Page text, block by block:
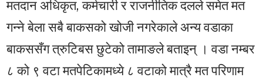
मतदान अधिकृत, कर्मचारी र राजनीतिक दलले समेत मत
गन्ने बेला सबै बाकसको खोजी नगरेकाले अन्य वडाका
बाकससँग त्रुटिबस छुटेको तामाङले बताइन् । वडा नम्बर
८ को ९ वटा मतपेटिकामध्ये ८ वटाको मात्रै मत परिणाम